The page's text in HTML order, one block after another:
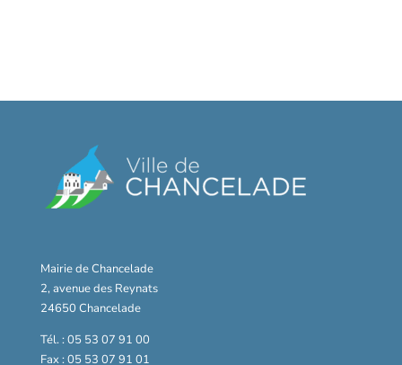
Mairie de Chancelade
2, avenue des Reynats
24650 Chancelade
Tél. : 05 53 07 91 00
Fax : 05 53 07 91 01